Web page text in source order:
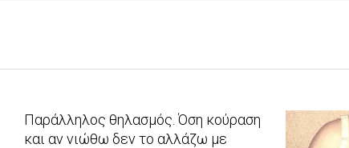
Παράλληλος θηλασμός. Όση κούραση
και αν νιώθω δεν το αλλάζω με